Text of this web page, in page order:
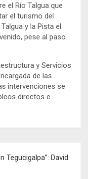
el Río Talgua que
el turismo del
y la Pista el
pese al paso
y Servicios
de las
intervenciones se
directos e
Tegucigalpa”: David